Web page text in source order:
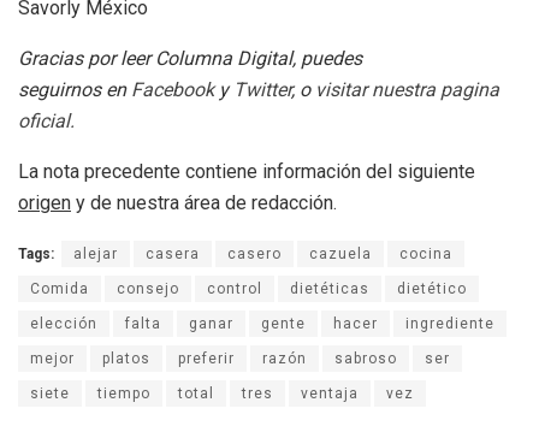
Gracias por leer Columna Digital, puedes
seguirnos en Facebooky Twitter, o visitar nuestra pagina
oficial.
La nota precedente contiene información del siguiente
origen y de nuestra área de redacción.
Tags: alejar casera casero cazuela cocina
Comida consejo control dietéticas dietético
elección falta ganar gente hacer ingrediente
mejor platos preferir razón sabroso ser
siete tiempo total tres ventaja vez